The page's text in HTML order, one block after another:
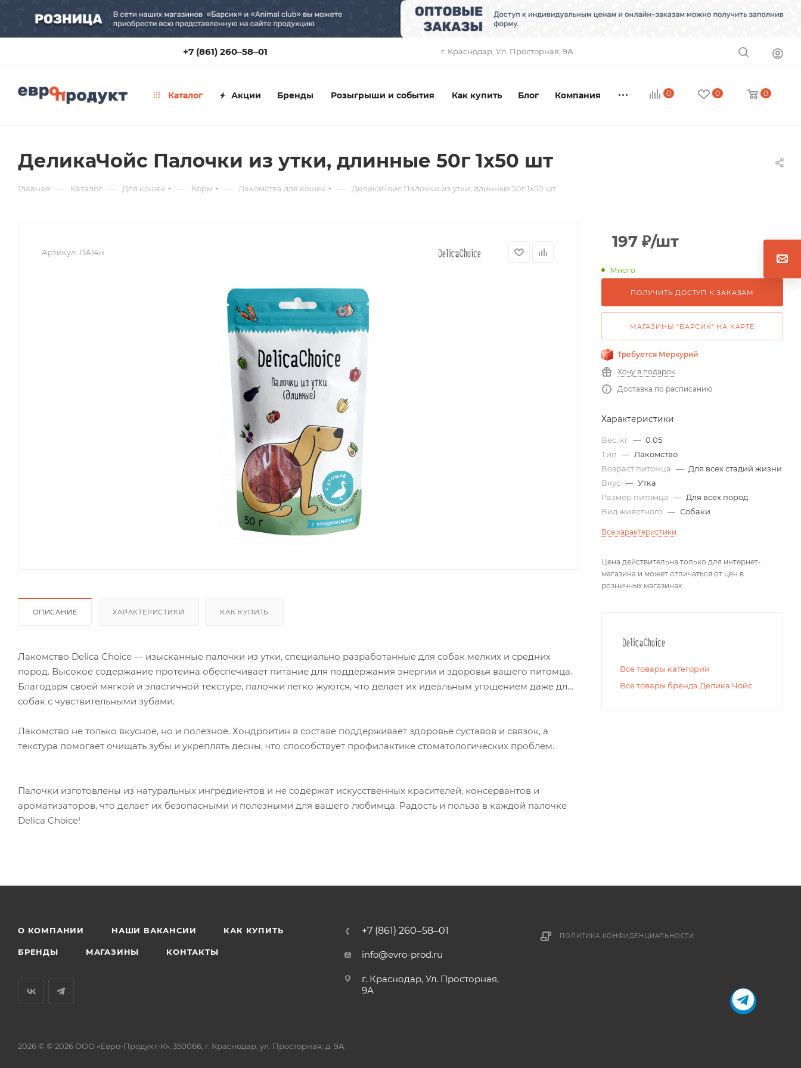
+7 (861) 260‒58‒01 г. Краснодар, ​Ул. Просторная, 9А
0 0 0
Каталог Акции Бренды Розыгрыши и события Как купить Блог Компания
ДеликаЧойс Палочки из утки, длинные 50г 1х50 шт
Главная — Каталог — Для кошек — Корм — Лакомства для кошек — ДеликаЧойс Палочки из утки, длинные 50г 1х50 шт
Артикул: ЛА14н
ОПИСАНИЕ ХАРАКТЕРИСТИКИ КАК КУПИТЬ
Лакомство Delica Choice — изысканные палочки из утки, специально разработанные для собак мелких и средних
пород. Высокое содержание протеина обеспечивает питание для поддержания энергии и здоровья вашего питомца.
Благодаря своей мягкой и эластичной текстуре, палочки легко жуются, что делает их идеальным угощением даже для
собак с чувствительными зубами.
Лакомство не только вкусное, но и полезное. Хондроитин в составе поддерживает здоровье суставов и связок, а
текстура помогает очищать зубы и укреплять десны, что способствует профилактике стоматологических проблем.
Палочки изготовлены из натуральных ингредиентов и не содержат искусственных красителей, консервантов и
ароматизаторов, что делает их безопасными и полезными для вашего любимца. Радость и польза в каждой палочке
Delica Choice!
197 ₽/шт
Много
ПОЛУЧИТЬ ДОСТУП К ЗАКАЗАМ
МАГАЗИНЫ "БАРСИК" НА КАРТЕ
Требуется Меркурий
Хочу в подарок
Доставка по расписанию
Характеристики
Вес, кг — 0.05
Тип — Лакомство
Возраст питомца — Для всех стадий жизни
Вкус — Утка
Размер питомца — Для всех пород
Вид животного — Собаки
Все характеристики
Цена действительна только для интернет-
магазина и может отличаться от цен в
розничных магазинах
Все товары категории
Все товары бренда Делика Чойс
О КОМПАНИИ НАШИ ВАКАНСИИ КАК КУПИТЬ
БРЕНДЫ МАГАЗИНЫ КОНТАКТЫ
+7 (861) 260‒58‒01
info@evro-prod.ru
г. Краснодар, ​Ул. Просторная,
9А
ПОЛИТИКА КОНФИДЕНЦИАЛЬНОСТИ
2026 © © 2026 ООО «Евро-Продукт-К», 350066, г. Краснодар, ул. Просторная, д. 9А